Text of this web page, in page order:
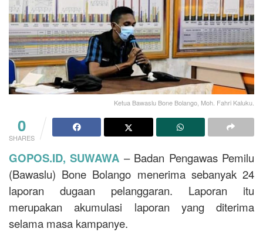
Ketua Bawaslu Bone Bolango, Moh. Fahri Kaluku.
0
SHARES
GOPOS.ID, SUWAWA – Badan Pengawas Pemilu
(Bawaslu) Bone Bolango menerima sebanyak 24
laporan dugaan pelanggaran. Laporan itu
merupakan akumulasi laporan yang diterima
selama masa kampanye.